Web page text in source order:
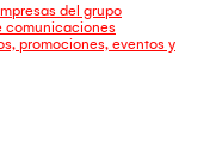
del grupo
comunicaciones
promociones, eventos y